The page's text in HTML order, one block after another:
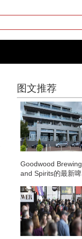
图文推荐
Goodwood Brewing
and Spirits的最新啤
基州西部的欧文斯
伯勒